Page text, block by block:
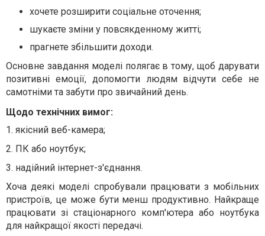
хочете розширити соціальне оточення;
шукаєте зміни у повсякденному житті;
прагнете збільшити доходи.
Основне завдання моделі полягає в тому, щоб дарувати
позитивні емоції, допомогти людям відчути себе не
самотніми та забути про звичайний день.
Щодо технічних вимог:
1. якісний веб-камера;
2. ПК або ноутбук;
3. надійний інтернет-з'єднання.
Хоча деякі моделі спробували працювати з мобільних
пристроїв, це може бути менш продуктивно. Найкраще
працювати зі стаціонарного комп'ютера або ноутбука
для найкращої якості передачі.